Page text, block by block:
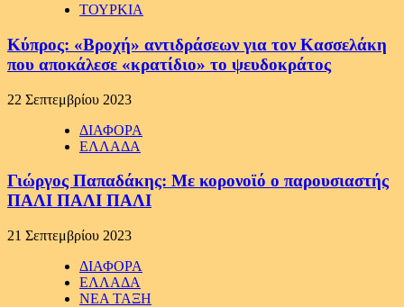
ΤΟΥΡΚΙΑ
Κύπρος: «Βροχή» αντιδράσεων για τον Κασσελάκη
που αποκάλεσε «κρατίδιο» το ψευδοκράτος
22 Σεπτεμβρίου 2023
ΔΙΑΦΟΡΑ
ΕΛΛΑΔΑ
Γιώργος Παπαδάκης: Με κορονοϊό ο παρουσιαστής
ΠΑΛΙ ΠΑΛΙ ΠΑΛΙ
21 Σεπτεμβρίου 2023
ΔΙΑΦΟΡΑ
ΕΛΛΑΔΑ
ΝΕΑ ΤΑΞΗ